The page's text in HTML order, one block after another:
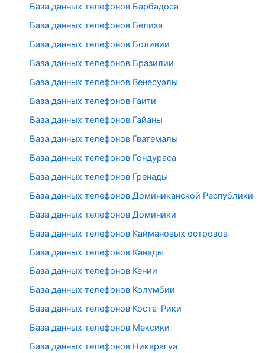
База данных телефонов Барбадоса
База данных телефонов Белиза
База данных телефонов Боливии
База данных телефонов Бразилии
База данных телефонов Венесуэлы
База данных телефонов Гаити
База данных телефонов Гайаны
База данных телефонов Гватемалы
База данных телефонов Гондураса
База данных телефонов Гренады
База данных телефонов Доминиканской Республики
База данных телефонов Доминики
База данных телефонов Каймановых островов
База данных телефонов Канады
База данных телефонов Кении
База данных телефонов Колумбии
База данных телефонов Коста-Рики
База данных телефонов Мексики
База данных телефонов Никарагуа